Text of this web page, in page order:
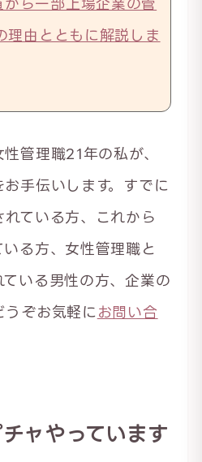
ら一部上場企業の管
理由とともに解説しま
管理職21年の私が、
手伝いします。すでに
ている方、これから
る方、女性管理職と
ている男性の方、企業の
うぞお気軽に お問い合
ャやっています